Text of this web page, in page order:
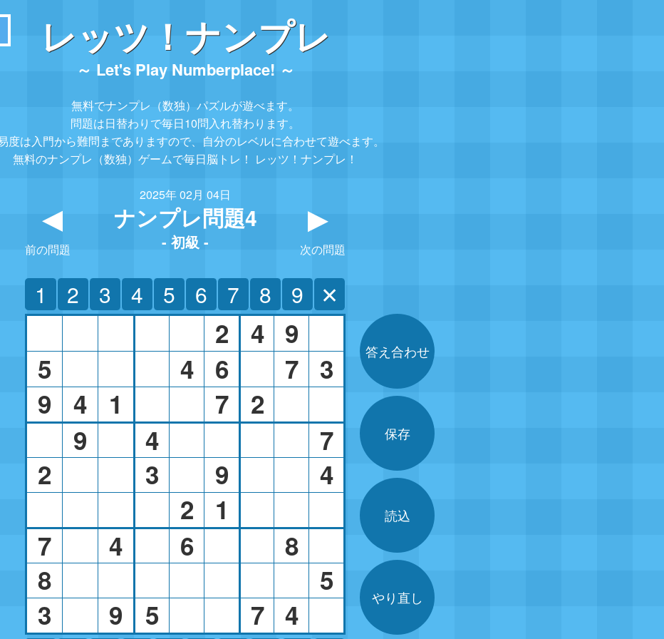
レッツ！ナンプレ
～ Let's Play Numberplace! ～
無料でナンプレ（数独）パズルが遊べます。
問題は日替わりで毎日10問入れ替わります。
度は入門から難問までありますので、 自分のレベルに合わせて遊べます。
無料のナンプレ（数独）ゲームで毎日脳トレ！ レッツ！ナンプレ！
2025年 02月 04日
ナンプレ問題4
- 初級 -
▲
前の問題
▲
次の問題
1 2 3 4 5 6 7 8 9 ✕
2 4
9
5
4 6 7
3
9
4 1 7
2
9
4
7
2
3 9
4
2
1
7
4 6
8
8
5
3
9 5 7 4
答え合わせ
保存
読込
やり直し